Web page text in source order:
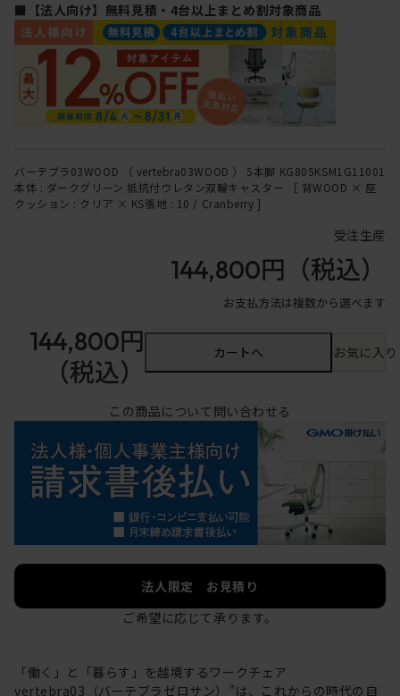
■【法人向け】無料見積・4台以上まとめ割対象商品
バーテブラ03WOOD （ vertebra03WOOD ） 5本脚 KG805KSM1G11001
本体 : ダークグリーン 抵抗付ウレタン双輪キャスター ［ 背WOOD × 座
クッション : クリア × KS張地 : 10 / Cranberry ]
受注生産
144,800円 （税込）
お支払方法は複数から選べます
144,800円
（税込）
カートへ お気に入
この商品について問い合わせる
法人限定 お見積り
ご希望に応じて承ります。
「働く」と「暮らす」を越境するワークチェア
vertebra03（バーテブラゼロサン）”は、これからの時代の自